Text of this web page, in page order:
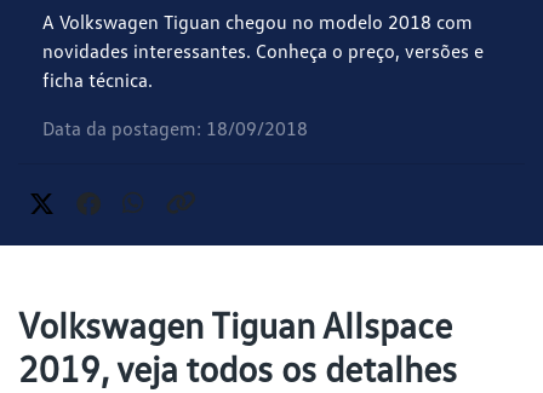
A Volkswagen Tiguan chegou no modelo 2018 com
novidades interessantes. Conheça o preço, versões e
ficha técnica.
Data da postagem: 18/09/2018
Volkswagen Tiguan Allspace
2019, veja todos os detalhes